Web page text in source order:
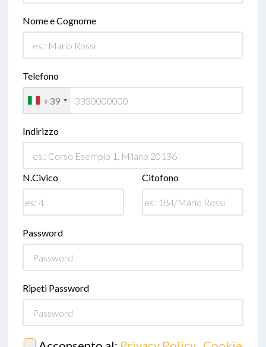
Nome e Cognome
Telefono
+39
Indirizzo
N.Civico Citofono
Password
Ripeti Password